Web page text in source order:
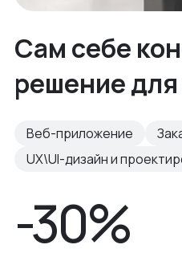
Сам себе
решение
Веб-приложение
UX\UI-дизайн и
-30%